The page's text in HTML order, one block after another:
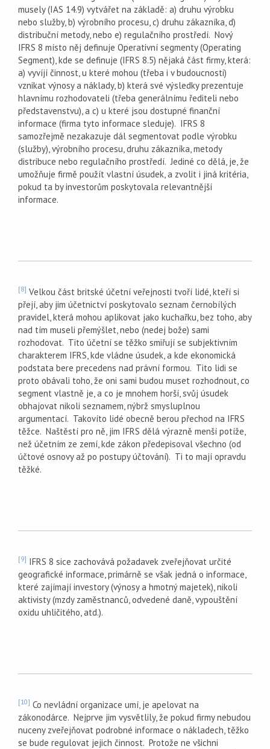
musely (IAS 14.9) vytvářet na základě: a) druhu výrobku
nebo služby, b) výrobního procesu, c) druhu zákazníka, d)
distribuční metody, nebo e) regulačního prostředí. Nový
IFRS 8 místo něj definuje Operativní segmenty (Operating
Segment), kde se definuje (IFRS 8.5) nějaká část firmy, která:
a) vyvíjí činnost, u které mohou (třeba i v budoucnosti)
vznikat výnosy a náklady, b) která své výsledky prezentuje
hlavnímu rozhodovateli (třeba generálnímu řediteli nebo
představenstvu), a c) u které jsou dostupné finanční
informace (firma tyto informace sleduje). IFRS 8
samozřejmě nezakazuje dál segmentovat podle výrobku
(služby), výrobního procesu, druhu zákazníka, metody
distribuce nebo regulačního prostředí. Jediné co dělá, je, že
umožňuje firmě použít vlastní úsudek, a zvolit i jiná kritéria,
pokud ta by investorům poskytovala relevantnější
informace.
[8] Velkou část britské účetní veřejnosti tvoří lidé, kteří si
přejí, aby jim účetnictví poskytovalo seznam černobílých
pravidel, která mohou aplikovat jako kuchařku, bez toho, aby
nad tím museli přemýšlet, nebo (nedej bože) sami
rozhodovat. Tito účetní se těžko smiřují se subjektivním
charakterem IFRS, kde vládne úsudek, a kde ekonomická
podstata bere precedens nad právní formou. Tito lidi se
proto obávali toho, že oni sami budou muset rozhodnout, co
segment vlastně je, a co je mnohem horší, svůj úsudek
obhajovat nikoli seznamem, nýbrž smysluplnou
argumentací. Takovíto lidé obecně berou přechod na IFRS
těžce. Naštěstí pro ně, jim IFRS dělá výrazně menší potíže,
než účetním ze zemí, kde zákon předepisoval všechno (od
účtové osnovy až po postupy účtování). Ti to mají opravdu
těžké.
[9] IFRS 8 sice zachovává požadavek zveřejňovat určité
geografické informace, primárně se však jedná o informace,
které zajímají investory (výnosy a hmotný majetek), nikoli
aktivisty (mzdy zaměstnanců, odvedené daně, vypouštění
oxidu uhličitého, atd.).
[10] Co nevládní organizace umí, je apelovat na
zákonodárce. Nejprve jim vysvětlily, že pokud firmy nebudou
nuceny zveřejňovat podrobné informace o nákladech, těžko
se bude regulovat jejich činnost. Protože ne všichni